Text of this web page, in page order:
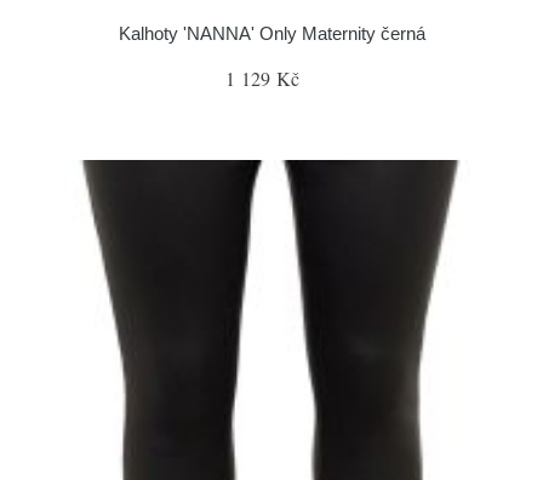
Kalhoty 'NANNA' Only Maternity černá
1 129 Kč